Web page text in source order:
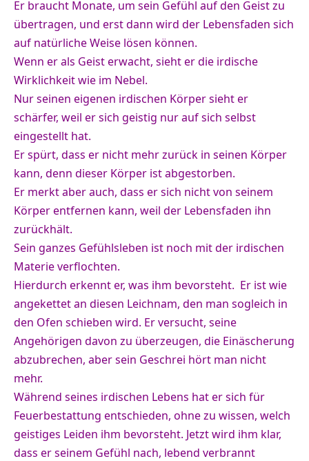
Er braucht Monate, um sein Gefühl auf den Geist zu
übertragen, und erst dann wird der Lebensfaden sich
auf natürliche Weise lösen können.
Wenn er als Geist erwacht, sieht er die irdische
Wirklichkeit wie im Nebel.
Nur seinen eigenen irdischen Körper sieht er
schärfer, weil er sich geistig nur auf sich selbst
eingestellt hat.
Er spürt, dass er nicht mehr zurück in seinen Körper
kann, denn dieser Körper ist abgestorben.
Er merkt aber auch, dass er sich nicht von seinem
Körper entfernen kann, weil der Lebensfaden ihn
zurückhält.
Sein ganzes Gefühlsleben ist noch mit der irdischen
Materie verflochten.
Hierdurch erkennt er, was ihm bevorsteht. Er ist wie
angekettet an diesen Leichnam, den man sogleich in
den Ofen schieben wird. Er versucht, seine
Angehörigen davon zu überzeugen, die Einäscherung
abzubrechen, aber sein Geschrei hört man nicht
mehr.
Während seines irdischen Lebens hat er sich für
Feuerbestattung entschieden, ohne zu wissen, welch
geistiges Leiden ihm bevorsteht. Jetzt wird ihm klar,
dass er seinem Gefühl nach, lebend verbrannt